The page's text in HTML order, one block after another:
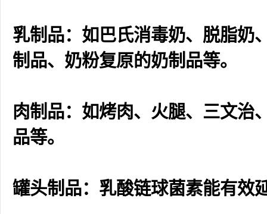
乳制品：如巴氏消毒奶、脱脂奶
制品、奶粉复原的奶制品等。
肉制品：如烤肉、火腿、三文治
品等。
罐头制品：乳酸链球菌素能有效